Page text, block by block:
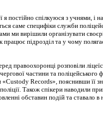
я постійно спілкуюся з учнями, і
саме специфіки служби
ми вирішили організувати
працює підрозділ та у чому
правоохоронці розповіли
частини та
«Custody Records», пояснивши її
Також спікери наводили
обставин подій та ставало